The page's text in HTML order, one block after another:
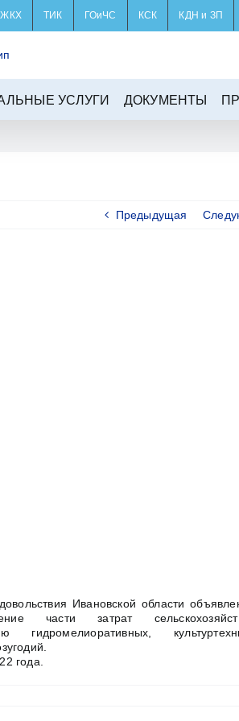
ЖКХ ТИК ГОиЧС КСК КДН и ЗП
УСЛУГИ ДОКУМЕНТЫ
Предыдущая
Ивановской области
части затрат
года.